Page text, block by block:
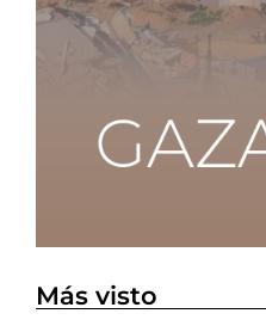
Más visto